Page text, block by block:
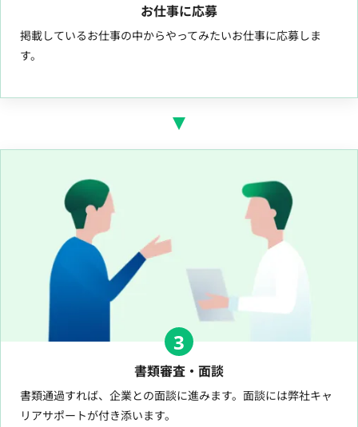
お仕事に応募
掲載しているお仕事の中からやってみたいお仕事に応募しま
す。
3
書類審査・面談
書類通過すれば、企業との面談に進みます。面談には弊社キャ
リアサポートが付き添います。